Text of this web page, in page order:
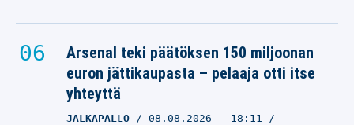
Arsenal teki päätöksen 150 miljoonan
euron jättikaupasta – pelaaja otti itse
yhteyttä
JALKAPALLO 08.08.2026 - 18:11